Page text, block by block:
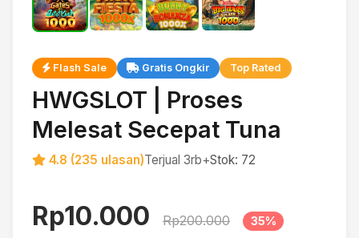
Flash Sale Gratis Ongkir Top Rated
HWGSLOT | Proses
Melesat Secepat Tuna
4.8 (235 ulasan)Terjual 3rb+Stok: 72
Rp10.000 Rp200.000 35%